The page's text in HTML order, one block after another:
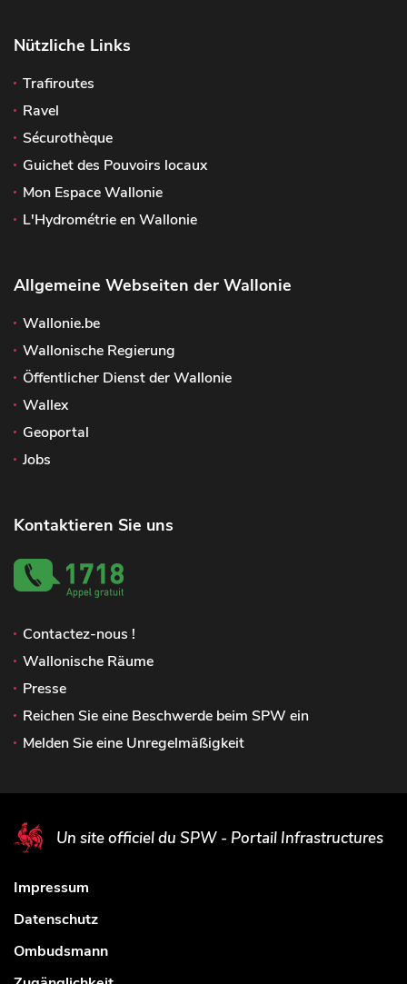
Nützliche Links
Trafiroutes
Ravel
Sécurothèque
Guichet des Pouvoirs locaux
Mon Espace Wallonie
L'Hydrométrie en Wallonie
Allgemeine Webseiten der Wallonie
Wallonie.be
Wallonische Regierung
Öffentlicher Dienst der Wallonie
Wallex
Geoportal
Jobs
Kontaktieren Sie uns
Contactez-nous !
Wallonische Räume
Presse
Reichen Sie eine Beschwerde beim SPW ein
Melden Sie eine Unregelmäßigkeit
Un site officiel du SPW - Portail Infrastructures
Impressum
Datenschutz
Ombudsmann